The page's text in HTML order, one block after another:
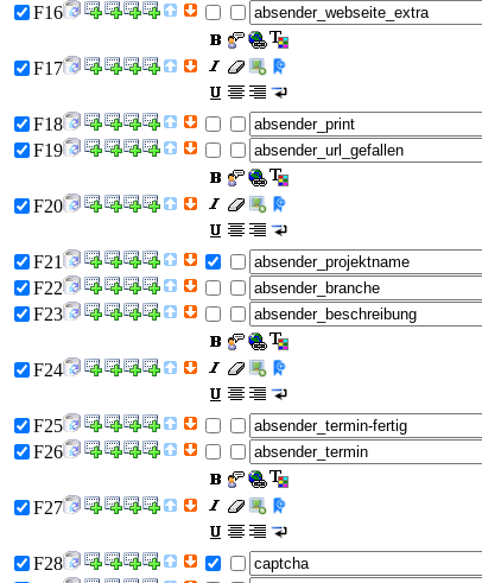
F16
F17
F18
F19
F20
F21
F22
F23
F24
F25
F26
F27
F28